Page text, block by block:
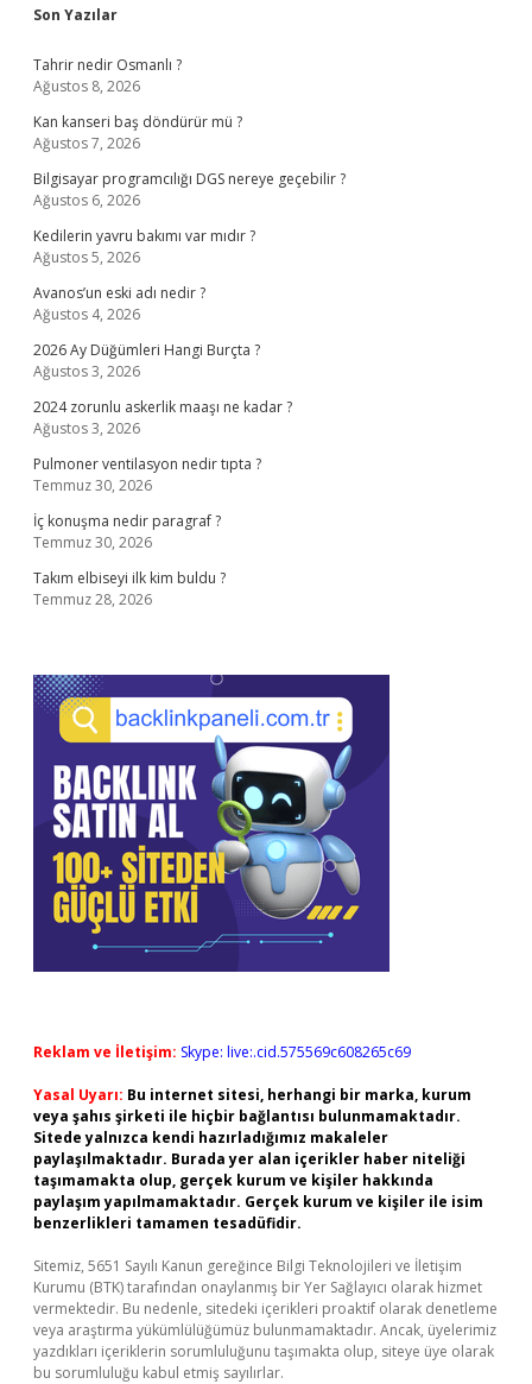
Sidebar
Son Yazılar
Tahrir nedir Osmanlı ?
Ağustos 8, 2026
Kan kanseri baş döndürür mü ?
Ağustos 7, 2026
Bilgisayar programcılığı DGS nereye geçebilir ?
Ağustos 6, 2026
Kedilerin yavru bakımı var mıdır ?
Ağustos 5, 2026
Avanos’un eski adı nedir ?
Ağustos 4, 2026
2026 Ay Düğümleri Hangi Burçta ?
Ağustos 3, 2026
2024 zorunlu askerlik maaşı ne kadar ?
Ağustos 3, 2026
Pulmoner ventilasyon nedir tıpta ?
Temmuz 30, 2026
İç konuşma nedir paragraf ?
Temmuz 30, 2026
Takım elbiseyi ilk kim buldu ?
Temmuz 28, 2026
Reklam ve İletişim: Skype: live:.cid.575569c608265c69
Yasal Uyarı: Bu internet sitesi, herhangi bir marka, kurum
veya şahıs şirketi ile hiçbir bağlantısı bulunmamaktadır.
Sitede yalnızca kendi hazırladığımız makaleler
paylaşılmaktadır. Burada yer alan içerikler haber niteliği
taşımamakta olup, gerçek kurum ve kişiler hakkında
paylaşım yapılmamaktadır. Gerçek kurum ve kişiler ile isim
benzerlikleri tamamen tesadüfidir.
Sitemiz, 5651 Sayılı Kanun gereğince Bilgi Teknolojileri ve İletişim
Kurumu (BTK) tarafından onaylanmış bir Yer Sağlayıcı olarak hizmet
vermektedir. Bu nedenle, sitedeki içerikleri proaktif olarak denetleme
veya araştırma yükümlülüğümüz bulunmamaktadır. Ancak, üyelerimiz
yazdıkları içeriklerin sorumluluğunu taşımakta olup, siteye üye olarak
bu sorumluluğu kabul etmiş sayılırlar.